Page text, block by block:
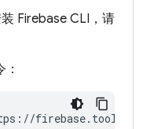
Firebase CLI，请
firebase.tools |